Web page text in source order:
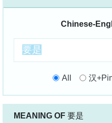
Chinese-
All 汉
MEANING OF 要是